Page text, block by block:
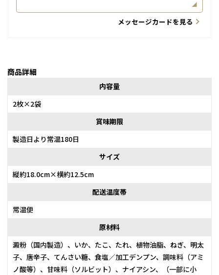
メッセージカードを見る
商品詳細
内容量
2枚×2袋
賞味期限
製造日より常温180日
サイズ
縦約18.0cm×横約12.5cm
配送温度帯
常温便
原材料
澱粉（国内製造）、いか、たこ、たれ、植物油脂、ねぎ、明太
子、唐辛子、てんさい糖、食塩／加工デンプン、調味料（アミ
ノ酸等）、甘味料（ソルビット）、ナイアシン、（一部に小